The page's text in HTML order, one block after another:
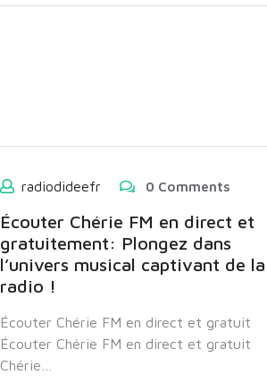
radiodideefr 0 Comments
Écouter Chérie FM en direct et
gratuitement: Plongez dans
l’univers musical captivant de la
radio !
Écouter Chérie FM en direct et gratuit
Écouter Chérie FM en direct et gratuit
Chérie…